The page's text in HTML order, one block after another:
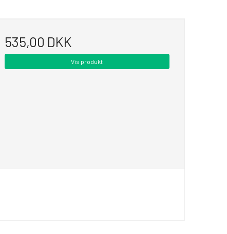
535,00 DKK
Vis produkt